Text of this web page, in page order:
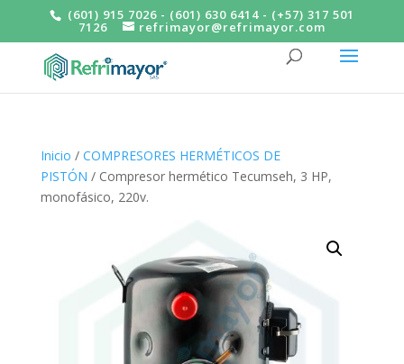
(601) 915 7026 - (601) 630 6414 - (+57) 317 501
7126 refrimayor@refrimayor.com
Inicio / COMPRESORES HERMÉTICOS DE
PISTÓN / Compresor hermético Tecumseh, 3 HP,
monofásico, 220v.